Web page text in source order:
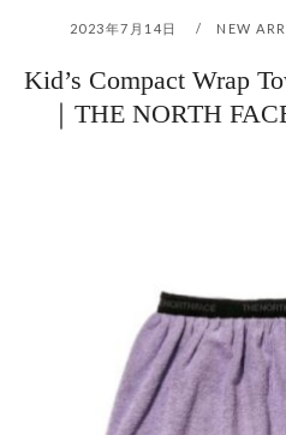
2023年7月14日 NEW
Kid’s Compact Wrap
｜THE NORTH